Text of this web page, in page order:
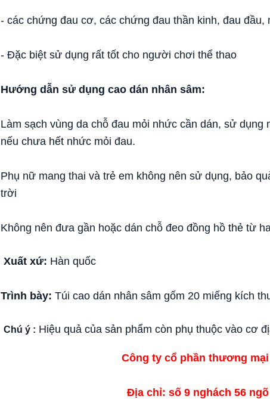
- các chứng đau cơ, các chứng đau thần kinh, đau
- Đặc biệt sử dụng rất tốt cho người chơi thể thao
Hướng dẫn sử dụng cao dán nhân sâm:
Làm sạch vùng da chỗ đau mỏi nhức cần dán, sử
nếu chưa hết nhức mỏi đau.
Phụ nữ mang thai và trẻ em không nên sử dụng, bảo
trời
Không nên đưa gần hoặc dán chỗ đeo đồng hồ thẻ từ
Xuất xứ: Hàn quốc
Trình bày: Túi cao dán nhân sâm gốm 20 miếng kích
Chú ý : Hiệu quả của sản phẩm còn phụ thuộc vào cơ
Công ty cổ phần thương
Địa chỉ: số 9 nghách 56